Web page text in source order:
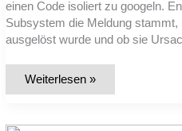
einen Code isoliert zu googeln.
Subsystem die Meldung
ausgelöst wurde und ob sie
Welche
was
Weiterlesen »